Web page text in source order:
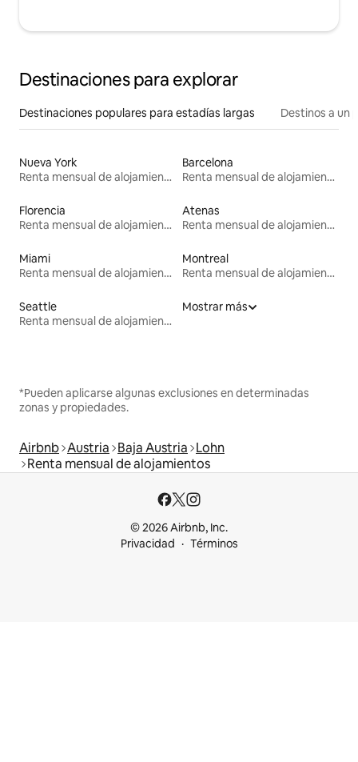
Destinaciones para explorar
Destinaciones populares para estadías largas Destinos a un
Nueva York
Renta mensual de alojamientos
Barcelona
Renta mensual de alojamientos
Florencia
Renta mensual de alojamientos
Atenas
Renta mensual de alojamientos
Miami
Renta mensual de alojamientos
Montreal
Renta mensual de alojamientos
Seattle
Renta mensual de alojamientos
Mostrar más
*Pueden aplicarse algunas exclusiones en determinadas
zonas y propiedades.
Airbnb Austria Baja Austria Lohn
Renta mensual de alojamientos
© 2026 Airbnb, Inc.
Privacidad
Términos